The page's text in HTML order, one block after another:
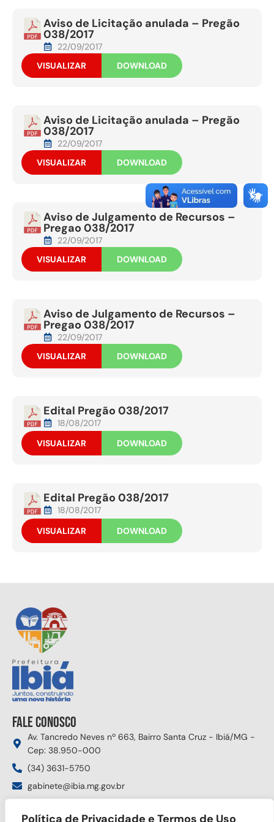
Política de Privacidade e Termos de Uso
Aviso de Licitação anulada – Pregão
038/2017
22/09/2017
VISUALIZAR
DOWNLOAD
Aviso de Licitação anulada – Pregão
038/2017
22/09/2017
VISUALIZAR
DOWNLOAD
Aviso de Julgamento de Recursos –
Pregao 038/2017
22/09/2017
VISUALIZAR
DOWNLOAD
Aviso de Julgamento de Recursos –
Pregao 038/2017
22/09/2017
VISUALIZAR
DOWNLOAD
Edital Pregão 038/2017
18/08/2017
VISUALIZAR
DOWNLOAD
Edital Pregão 038/2017
18/08/2017
VISUALIZAR
DOWNLOAD
Fale conosco
Av. Tancredo Neves nº 663, Bairro Santa Cruz - Ibiá/MG -
Cep: 38.950-000
(34) 3631-5750
gabinete@ibia.mg.gov.br